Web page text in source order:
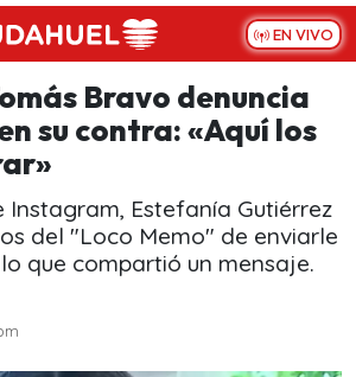
EN VIVO
Bravo denuncia
su contra: «Aquí los
Instagram, Estefanía Gutiérrez
del "Loco Memo" de enviarle
que compartió un mensaje.